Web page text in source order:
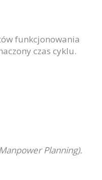
funkcjonowania
czas cyklu.
Planning).